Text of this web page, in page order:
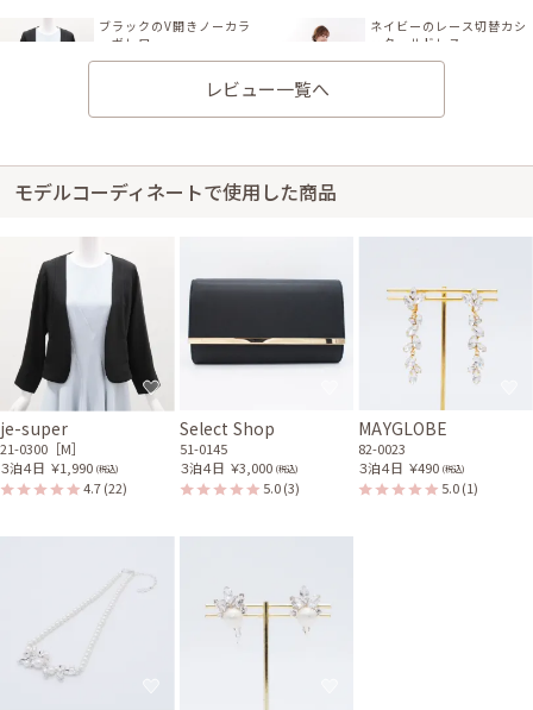
ブラックのV開きノーカラ
ーボレロ
21-0300
ネイビーのレース切替カシ
ュクールドレス
11-1363
ーツバッグ
身長154cm【Sサイズ】 (バスト：C70)
30代前半
2023/09/30 結婚式 (友人として)
サイズはやや大きく、丈はひざ下でした。 ドレスは上半身はぴったり着れ
たのですが、身長が低い分丈が長くてちょっと大変でした。 ドレス素敵だ
ねと友人にほめられてうれしかったです。 素敵な商品のレンタルさせてく
れてありがとうございました。
レンタル/購入した商品
パールとお花モチーフのネ
ベージュのラメプリーツが
ま口クラッチバッグ
51-0162
レビュー一覧へ
モデルコーディネートで使用した商品
je-super
21-0300［M］
３泊４日 ￥1,990 (税込)
4.7(22)
Select Shop
51-0145
３泊４日 ￥3,000 (税込)
5.0(3)
MAYGLOBE
82-0023
３泊４日 ￥490 (税込)
5.0(1)